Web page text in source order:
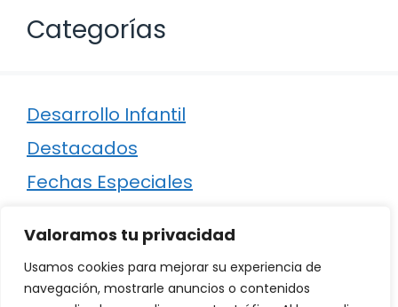
Valoramos tu privacidad
Usamos cookies para mejorar su experiencia de
navegación, mostrarle anuncios o contenidos
Categorías
Desarrollo Infantil
Destacados
Fechas Especiales
Regalos